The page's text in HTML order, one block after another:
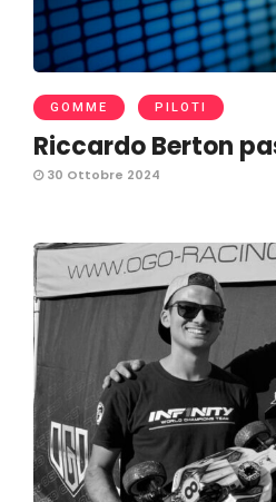
GOMME PILOTI
Riccardo Berton
30 Ottobre 2024